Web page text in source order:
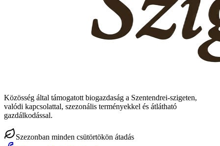
Közösség által támogatott biogazdaság a Szentendrei-szigeten,
valódi kapcsolattal, szezonális terményekkel és átlátható
gazdálkodással.
Szezonban minden csütörtökön átadás